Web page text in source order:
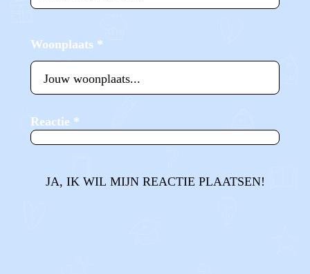
Woonplaats *
Reactie *
JA, IK WIL MIJN REACTIE PLAATSEN!